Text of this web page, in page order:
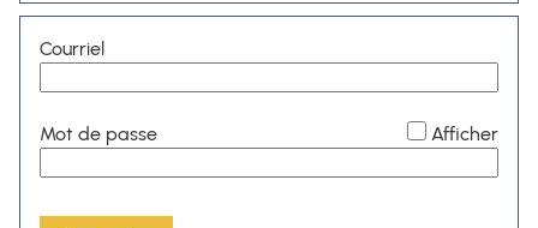
Courriel
Mot de passe Afficher